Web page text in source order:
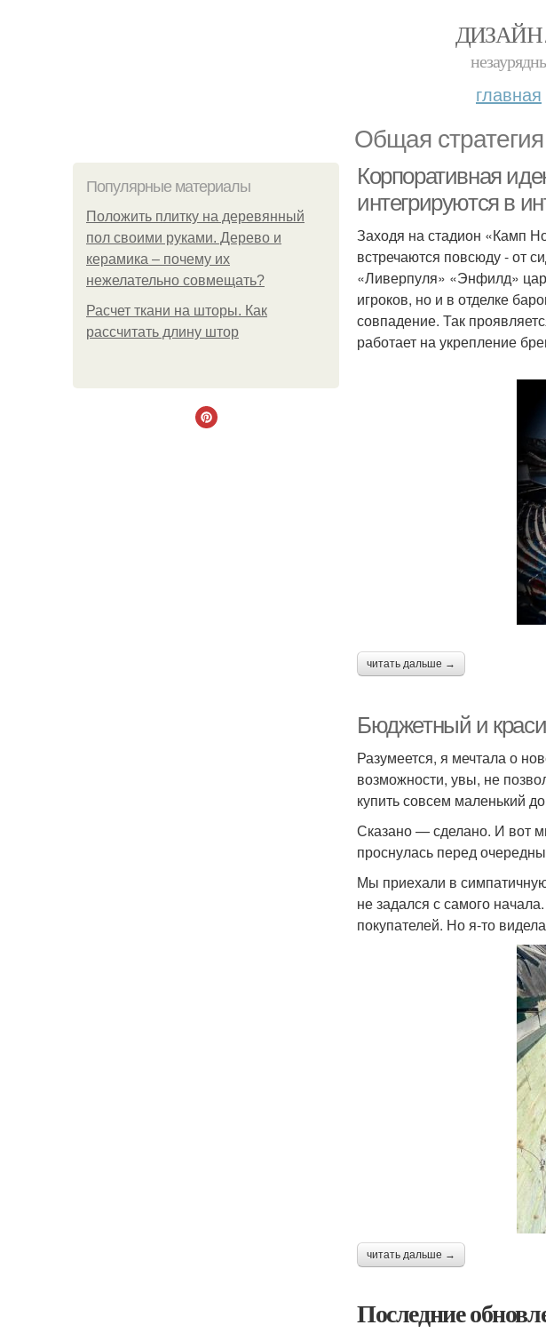
ДИЗАЙН
главная
Общая стратегия
Популярные материалы
Положить плитку на деревянный
пол своими руками. Дерево и
керамика – почему их
нежелательно совмещать?
Расчет ткани на шторы. Как
рассчитать длину штор
Корпоративная
интегрируются в
Заходя на стадион «Камп
встречаются повсюду - от
«Ливерпуля» «Энфилд»
игроков, но и в отделке
совпадение. Так
работает на укрепление
читать дальше →
Бюджетный и
Разумеется, я мечтала о
возможности, увы, не
купить совсем маленький
Сказано — сделано. И вот
проснулась перед
Мы приехали в
не задался с самого
покупателей. Но я-то
читать дальше →
Последние